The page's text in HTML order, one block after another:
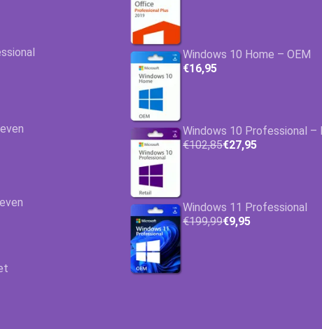
Windows 10 Home – OEM
€16,95
Windows 10 Professional –
€102,85€27,95
Windows 11 Professional
€199,99€9,95